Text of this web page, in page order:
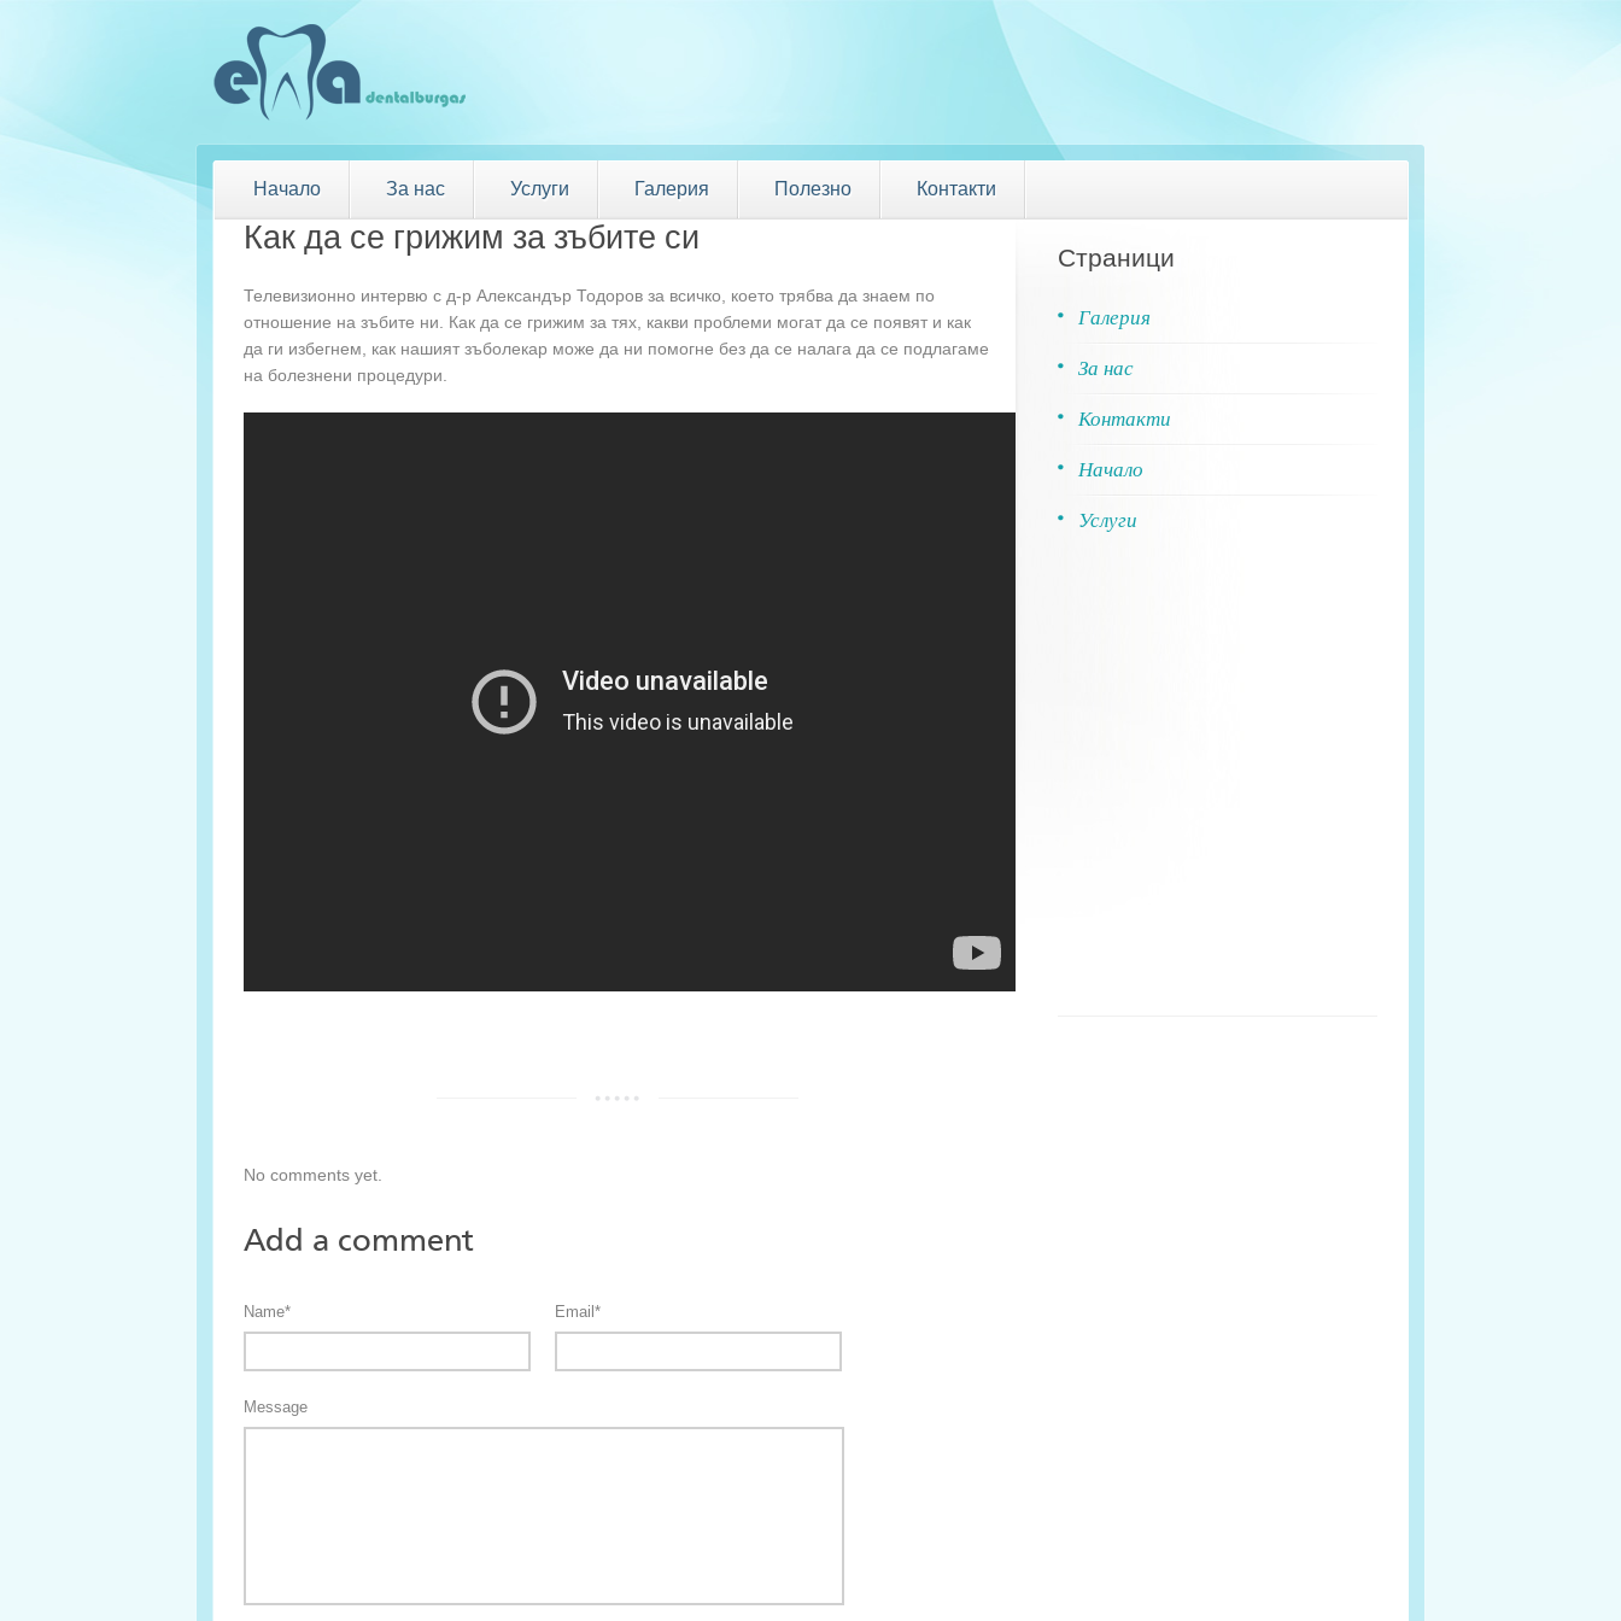
Начало За нас Услуги Галерия Полезно Контакти
Как да се грижим за зъбите си
Телевизионно интервю с д-р Александър Тодоров за всичко, което трябва да знаем по
отношение на зъбите ни. Как да се грижим за тях, какви проблеми могат да се появят и как
да ги избегнем, как нашият зъболекар може да ни помогне без да се налага да се подлагаме
на болезнени процедури.
No comments yet.
Add a comment
Name* Email*
Message
Страници
Галерия
За нас
Контакти
Начало
Услуги